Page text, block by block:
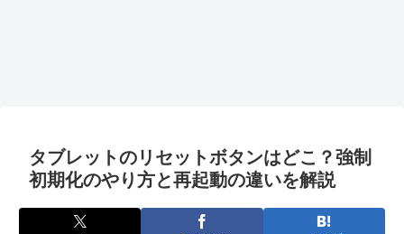
タブレットのリセットボタンはどこ？強制
初期化のやり方と再起動の違いを解説